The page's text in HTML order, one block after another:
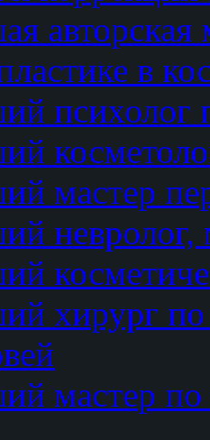
авторская
в
психолог
мастер
невролог,
хирург по
мастер